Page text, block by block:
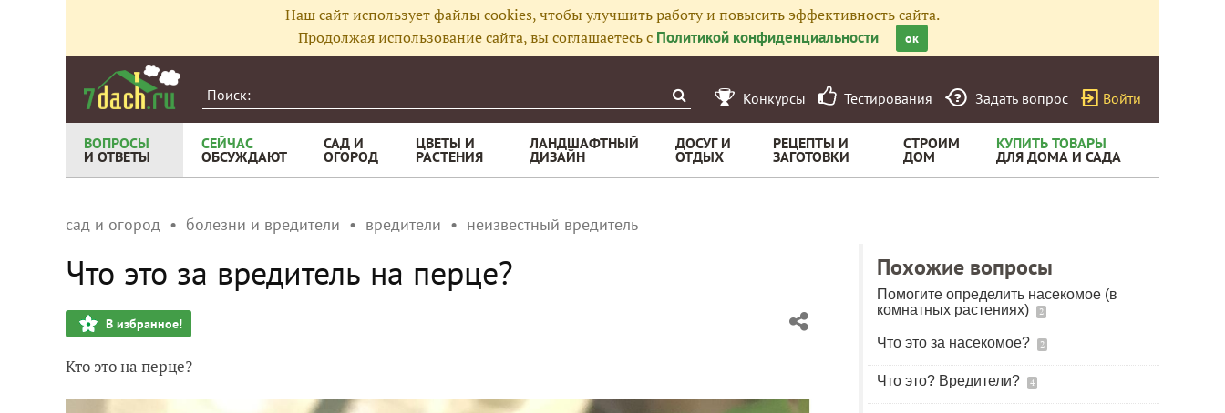
Наш сайт использует файлы cookies, чтобы улучшить работу и повысить эффективность сайта.
Продолжая использование сайта, вы соглашаетесь с Политикой конфиденциальности ок
Конкурсы Тестирования Задать вопрос Войти
ВОПРОСЫ
И ОТВЕТЫ
СЕЙЧАС
ОБСУЖДАЮТ
САД И
ОГОРОД
ЦВЕТЫ И
РАСТЕНИЯ
ЛАНДШАФТНЫЙ
ДИЗАЙН
ДОСУГ И
ОТДЫХ
РЕЦЕПТЫ И
ЗАГОТОВКИ
СТРОИМ
ДОМ
КУПИТЬ ТОВАРЫ
ДЛЯ ДОМА И САДА
сад и огород болезни и вредители вредители неизвестный вредитель
Что это за вредитель на перце?
В избранное!
Кто это на перце?
Похожие вопросы
Помогите определить насекомое (в
комнатных растениях)
2
Что это за насекомое? 2
Что это? Вредители? 4